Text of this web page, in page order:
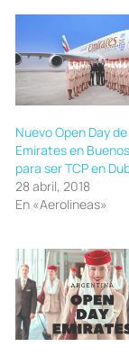
Nuevo Open Day de
Emirates en
para ser TCP en
28 abril, 2018
En «Aerolineas»